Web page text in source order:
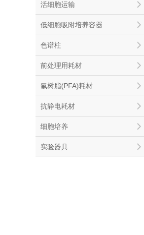
活细胞运输
低细胞吸附培养容器
色谱柱
前处理用耗材
氟树脂(PFA)耗材
抗静电耗材
细胞培养
实验器具